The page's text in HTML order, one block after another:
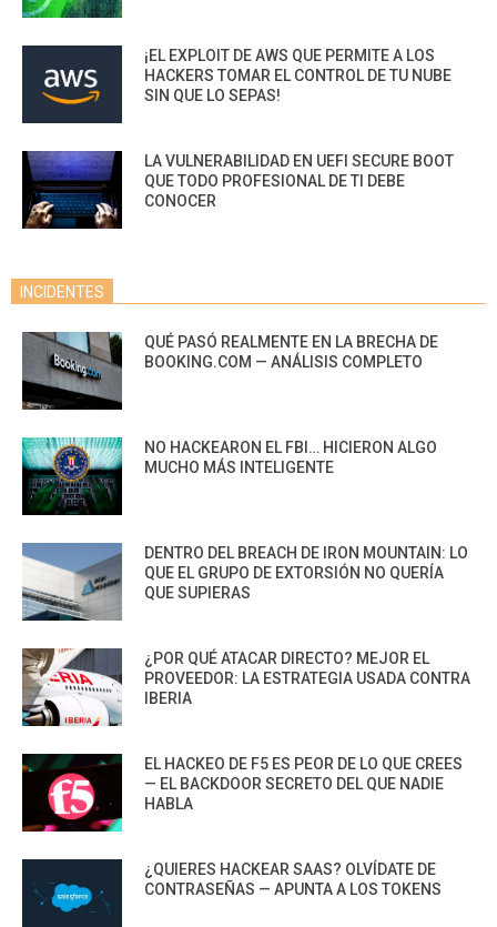
¡EL EXPLOIT DE AWS QUE PERMITE A LOS
HACKERS TOMAR EL CONTROL DE TU NUBE
SIN QUE LO SEPAS!
LA VULNERABILIDAD EN UEFI SECURE BOOT
QUE TODO PROFESIONAL DE TI DEBE
CONOCER
INCIDENTES
QUÉ PASÓ REALMENTE EN LA BRECHA DE
BOOKING.COM — ANÁLISIS COMPLETO
NO HACKEARON EL FBI… HICIERON ALGO
MUCHO MÁS INTELIGENTE
DENTRO DEL BREACH DE IRON MOUNTAIN: LO
QUE EL GRUPO DE EXTORSIÓN NO QUERÍA
QUE SUPIERAS
¿POR QUÉ ATACAR DIRECTO? MEJOR EL
PROVEEDOR: LA ESTRATEGIA USADA CONTRA
IBERIA
EL HACKEO DE F5 ES PEOR DE LO QUE CREES
— EL BACKDOOR SECRETO DEL QUE NADIE
HABLA
¿QUIERES HACKEAR SAAS? OLVÍDATE DE
CONTRASEÑAS — APUNTA A LOS TOKENS